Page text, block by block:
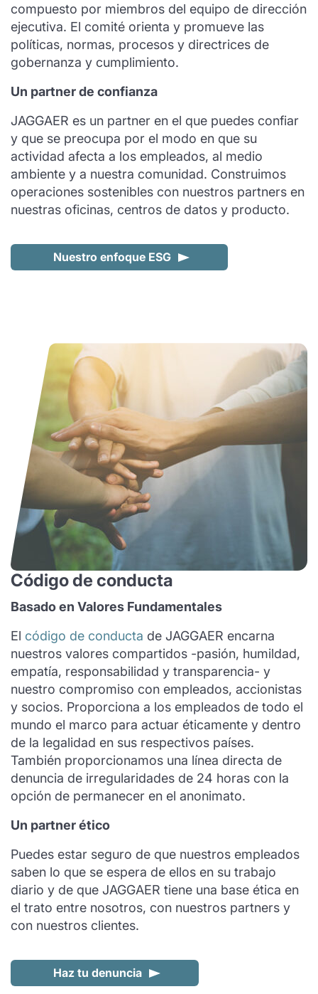
compuesto por miembros del equipo de dirección
ejecutiva. El comité orienta y promueve las
políticas, normas, procesos y directrices de
gobernanza y cumplimiento.
Un partner de confianza
JAGGAER es un partner en el que puedes confiar
y que se preocupa por el modo en que su
actividad afecta a los empleados, al medio
ambiente y a nuestra comunidad. Construimos
operaciones sostenibles con nuestros partners en
nuestras oficinas, centros de datos y producto.
Nuestro enfoque ESG
Código de conducta
Basado en Valores Fundamentales
El código de conducta de JAGGAER encarna
nuestros valores compartidos -pasión, humildad,
empatía, responsabilidad y transparencia- y
nuestro compromiso con empleados, accionistas
y socios. Proporciona a los empleados de todo el
mundo el marco para actuar éticamente y dentro
de la legalidad en sus respectivos países.
También proporcionamos una línea directa de
denuncia de irregularidades de 24 horas con la
opción de permanecer en el anonimato.
Un partner ético
Puedes estar seguro de que nuestros empleados
saben lo que se espera de ellos en su trabajo
diario y de que JAGGAER tiene una base ética en
el trato entre nosotros, con nuestros partners y
con nuestros clientes.
Haz tu denuncia